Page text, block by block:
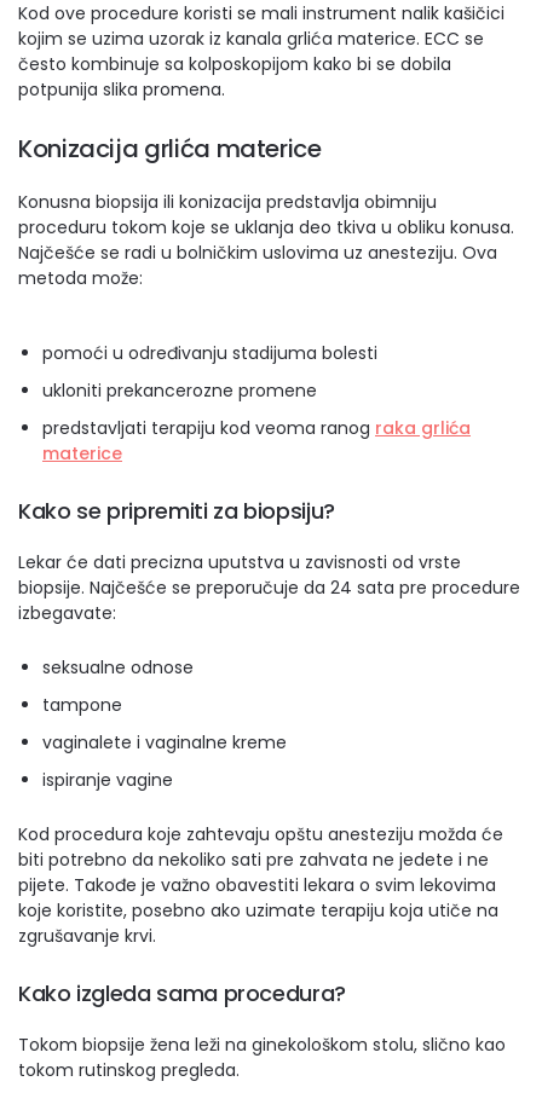
Kod ove procedure koristi se mali instrument nalik kašičici
kojim se uzima uzorak iz kanala grlića materice. ECC se
često kombinuje sa kolposkopijom kako bi se dobila
potpunija slika promena.
Konizacija grlića materice
Konusna biopsija ili konizacija predstavlja obimniju
proceduru tokom koje se uklanja deo tkiva u obliku konusa.
Najčešće se radi u bolničkim uslovima uz anesteziju. Ova
metoda može:
pomoći u određivanju stadijuma bolesti
ukloniti prekancerozne promene
predstavljati terapiju kod veoma ranog raka grlića
materice
Kako se pripremiti za biopsiju?
Lekar će dati precizna uputstva u zavisnosti od vrste
biopsije. Najčešće se preporučuje da 24 sata pre procedure
izbegavate:
seksualne odnose
tampone
vaginalete i vaginalne kreme
ispiranje vagine
Kod procedura koje zahtevaju opštu anesteziju možda će
biti potrebno da nekoliko sati pre zahvata ne jedete i ne
pijete. Takođe je važno obavestiti lekara o svim lekovima
koje koristite, posebno ako uzimate terapiju koja utiče na
zgrušavanje krvi.
Kako izgleda sama procedura?
Tokom biopsije žena leži na ginekološkom stolu, slično kao
tokom rutinskog pregleda.